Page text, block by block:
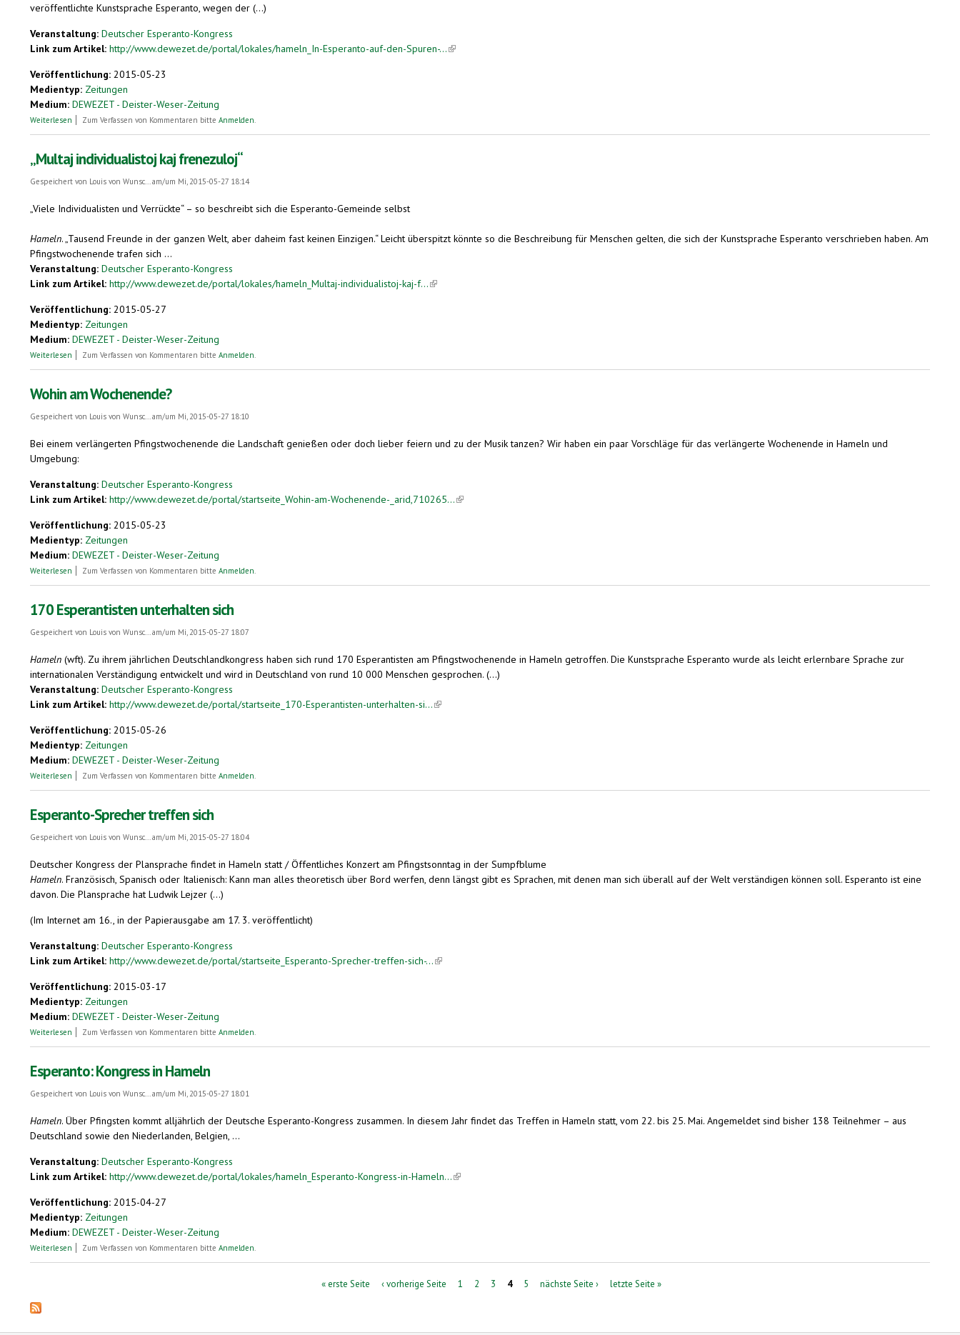
veröffentlichte Kunstsprache Esperanto, wegen der (...)
Veranstaltung: Deutscher Esperanto-Kongress
Link zum Artikel: http://www.dewezet.de/portal/lokales/hameln_In-Esperanto-auf-den-Spuren-...(link is external)
Veröffentlichung: 2015-05-23
Medientyp: Zeitungen
Medium: DEWEZET - Deister-Weser-Zeitung
Weiterlesen über In Esperanto auf den Spuren von Sagen und Sprache
Zum Verfassen von Kommentaren bitte Anmelden.
„Multaj individualistoj kaj frenezuloj“
Gespeichert von Louis von Wunsc...am/um Mi, 2015-05-27 18:14
„Viele Individualisten und Verrückte“ – so beschreibt sich die Esperanto-Gemeinde selbst
Hameln. „Tausend Freunde in der ganzen Welt, aber daheim fast keinen Einzigen.“ Leicht überspitzt könnte so die Beschreibung für Menschen gelten, die sich der Kunstsprache Esperanto verschrieben haben. Am
Pfingstwochenende trafen sich ...
Veranstaltung: Deutscher Esperanto-Kongress
Link zum Artikel: http://www.dewezet.de/portal/lokales/hameln_Multaj-individualistoj-kaj-f...(link is external)
Veröffentlichung: 2015-05-27
Medientyp: Zeitungen
Medium: DEWEZET - Deister-Weser-Zeitung
Weiterlesen über „Multaj individualistoj kaj frenezuloj“
Zum Verfassen von Kommentaren bitte Anmelden.
Wohin am Wochenende?
Gespeichert von Louis von Wunsc...am/um Mi, 2015-05-27 18:10
Bei einem verlängerten Pfingstwochenende die Landschaft genießen oder doch lieber feiern und zu der Musik tanzen? Wir haben ein paar Vorschläge für das verlängerte Wochenende in Hameln und
Umgebung:
Veranstaltung: Deutscher Esperanto-Kongress
Link zum Artikel: http://www.dewezet.de/portal/startseite_Wohin-am-Wochenende-_arid,710265...(link is external)
Veröffentlichung: 2015-05-23
Medientyp: Zeitungen
Medium: DEWEZET - Deister-Weser-Zeitung
Weiterlesen über Wohin am Wochenende?
Zum Verfassen von Kommentaren bitte Anmelden.
170 Esperantisten unterhalten sich
Gespeichert von Louis von Wunsc...am/um Mi, 2015-05-27 18:07
Hameln (wft). Zu ihrem jährlichen Deutschlandkongress haben sich rund 170 Esperantisten am Pfingstwochenende in Hameln getroffen. Die Kunstsprache Esperanto wurde als leicht erlernbare Sprache zur
internationalen Verständigung entwickelt und wird in Deutschland von rund 10 000 Menschen gesprochen. (...)
Veranstaltung: Deutscher Esperanto-Kongress
Link zum Artikel: http://www.dewezet.de/portal/startseite_170-Esperantisten-unterhalten-si...(link is external)
Veröffentlichung: 2015-05-26
Medientyp: Zeitungen
Medium: DEWEZET - Deister-Weser-Zeitung
Weiterlesen über 170 Esperantisten unterhalten sich
Zum Verfassen von Kommentaren bitte Anmelden.
Esperanto-Sprecher treffen sich
Gespeichert von Louis von Wunsc...am/um Mi, 2015-05-27 18:04
Deutscher Kongress der Plansprache findet in Hameln statt / Öffentliches Konzert am Pfingstsonntag in der Sumpfblume
Hameln. Französisch, Spanisch oder Italienisch: Kann man alles theoretisch über Bord werfen, denn längst gibt es Sprachen, mit denen man sich überall auf der Welt verständigen können soll. Esperanto ist eine
davon. Die Plansprache hat Ludwik Lejzer (...)
(Im Internet am 16., in der Papierausgabe am 17. 3. veröffentlicht)
Veranstaltung: Deutscher Esperanto-Kongress
Link zum Artikel: http://www.dewezet.de/portal/startseite_Esperanto-Sprecher-treffen-sich-...(link is external)
Veröffentlichung: 2015-03-17
Medientyp: Zeitungen
Medium: DEWEZET - Deister-Weser-Zeitung
Weiterlesen über Esperanto-Sprecher treffen sich
Zum Verfassen von Kommentaren bitte Anmelden.
Esperanto: Kongress in Hameln
Gespeichert von Louis von Wunsc...am/um Mi, 2015-05-27 18:01
Hameln. Über Pfingsten kommt alljährlich der Deutsche Esperanto-Kongress zusammen. In diesem Jahr findet das Treffen in Hameln statt, vom 22. bis 25. Mai. Angemeldet sind bisher 138 Teilnehmer – aus
Deutschland sowie den Niederlanden, Belgien, ...
Veranstaltung: Deutscher Esperanto-Kongress
Link zum Artikel: http://www.dewezet.de/portal/lokales/hameln_Esperanto-Kongress-in-Hameln...(link is external)
Veröffentlichung: 2015-04-27
Medientyp: Zeitungen
Medium: DEWEZET - Deister-Weser-Zeitung
Weiterlesen über Esperanto: Kongress in Hameln
Zum Verfassen von Kommentaren bitte Anmelden.
« erste Seite ‹ vorherige Seite 1 2 3 4 5 nächste Seite › letzte Seite »